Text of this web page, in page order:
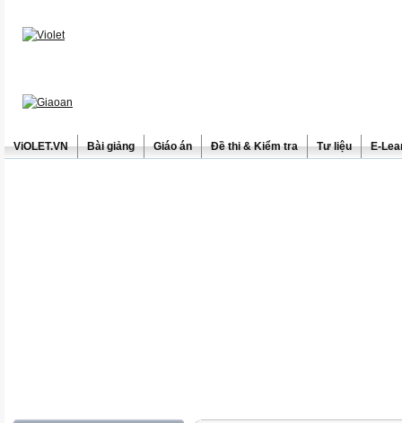
ViOLET.VN Bài giảng Giáo án Đề thi & Kiểm tra Tư liệu E-